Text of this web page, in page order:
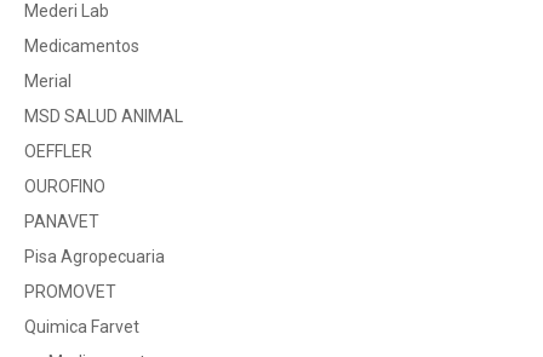
Mederi Lab
Medicamentos
Merial
MSD SALUD ANIMAL
OEFFLER
OUROFINO
PANAVET
Pisa Agropecuaria
PROMOVET
Quimica Farvet